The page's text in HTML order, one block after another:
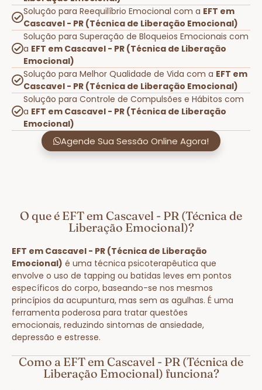
Solução para Reequilíbrio Emocional com a EFT em
Cascavel - PR (Técnica de Liberação Emocional)
Solução para Superação de Bloqueios Emocionais com
a EFT em Cascavel - PR (Técnica de Liberação
Emocional)
Solução para Melhor Qualidade de Vida com a EFT em
Cascavel - PR (Técnica de Liberação Emocional)
Solução para Controle de Compulsões e Hábitos com
a EFT em Cascavel - PR (Técnica de Liberação
Emocional)
Agende Sua Sessão Online Agora!
O que é EFT em Cascavel - PR (Técnica de
Liberação Emocional)?
EFT em Cascavel - PR (Técnica de Liberação
Emocional) é uma técnica psicoterapêutica que
envolve o uso de tapping ou batidas leves em pontos
específicos do corpo, baseando-se nos mesmos
princípios da acupuntura, mas sem as agulhas. É uma
ferramenta poderosa para tratar questões
emocionais, reduzindo sintomas de ansiedade,
depressão e estresse.
Como a EFT em Cascavel - PR (Técnica de
Liberação Emocional) funciona?